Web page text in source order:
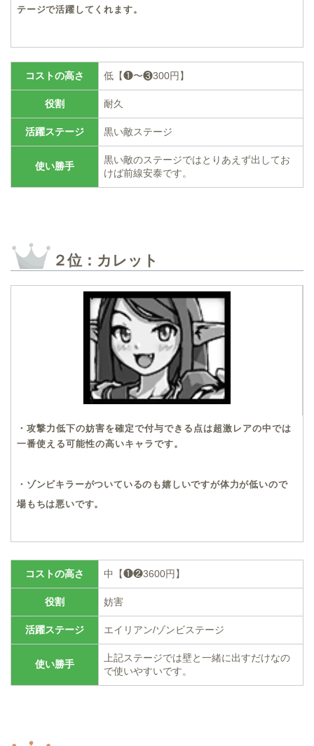
テージで活躍してくれます。
コストの高さ 低【❶〜❸300円】
役割 耐久
活躍ステージ 黒い敵ステージ
使い勝手
黒い敵のステージではとりあえず出してお
けば前線安泰です。
２位：カレット
・攻撃力低下の妨害を確定で付与できる点は超激レアの中では
一番使える可能性の高いキャラです。
・ゾンビキラーがついているのも嬉しいですが体力が低いので
場もちは悪いです。
コストの高さ 中【❶❷3600円】
役割 妨害
活躍ステージ エイリアン/ゾンビステージ
使い勝手
上記ステージでは壁と一緒に出すだけなの
で使いやすいです。